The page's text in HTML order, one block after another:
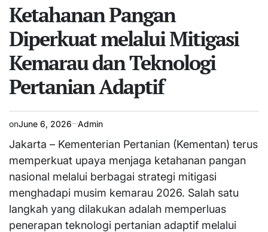
Ketahanan Pangan
Diperkuat melalui Mitigasi
Kemarau dan Teknologi
Pertanian Adaptif
onJune 6, 2026 Admin
Jakarta – Kementerian Pertanian (Kementan) terus
memperkuat upaya menjaga ketahanan pangan
nasional melalui berbagai strategi mitigasi
menghadapi musim kemarau 2026. Salah satu
langkah yang dilakukan adalah memperluas
penerapan teknologi pertanian adaptif melalui